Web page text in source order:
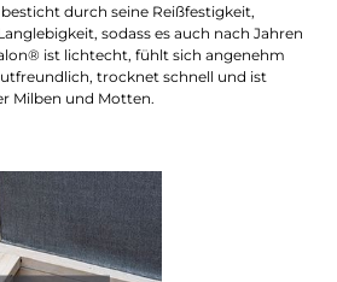
durch seine Reißfestigkeit,
sodass es auch nach Jahren
ist lichtecht, fühlt sich angenehm
trocknet schnell und ist
Milben und Motten.